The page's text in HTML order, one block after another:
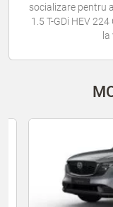
socializare pentru
1.5 T-GDi HEV
la